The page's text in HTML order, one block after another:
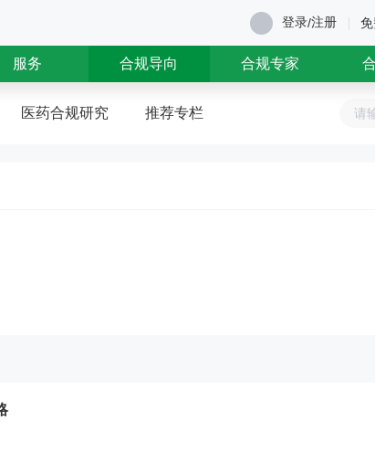
登录/注册 免
服务 合规导向 合规专家
医药合规研究 推荐专栏